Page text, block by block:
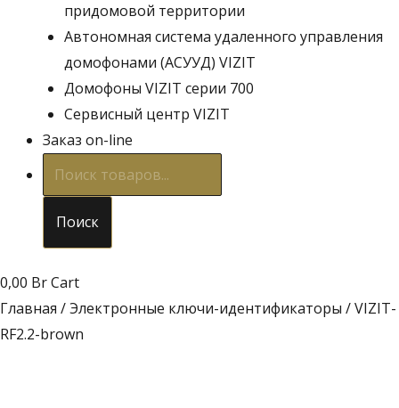
придомовой территории
Автономная система удаленного управления
домофонами (АСУУД) VIZIT
Домофоны VIZIT серии 700
Сервисный центр VIZIT
Заказ on-line
Поиск
товаров
Поиск
0,00 BrCart
Главная /Электронные ключи-идентификаторы / VIZIT-
RF2.2-brown